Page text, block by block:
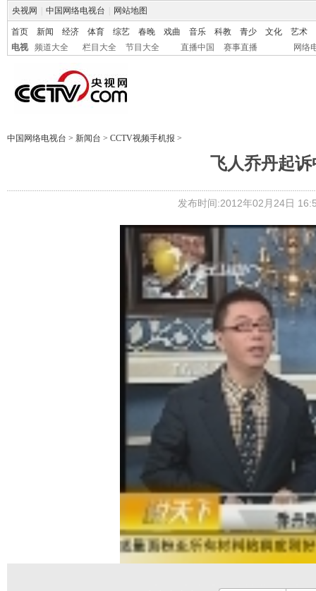
央视网 中国网络电视台 网站地图
首页 新闻 经济 体育 综艺 春晚 戏曲 音乐 科教 青少 文化
艺术
电视
频道大全 栏目大全 节目大全 直播中国 赛事直播 网络
中国网络电视台 > 新闻台 > CCTV视频手机报 >
飞人乔丹起
发布时间:2012年02月24日